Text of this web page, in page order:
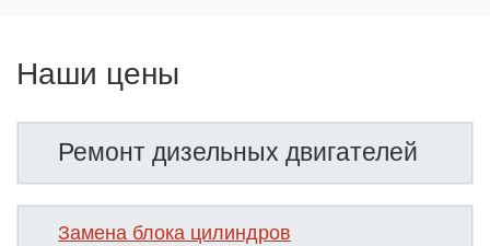
Наши цены
Ремонт дизельных двигателей
Замена блока цилиндров